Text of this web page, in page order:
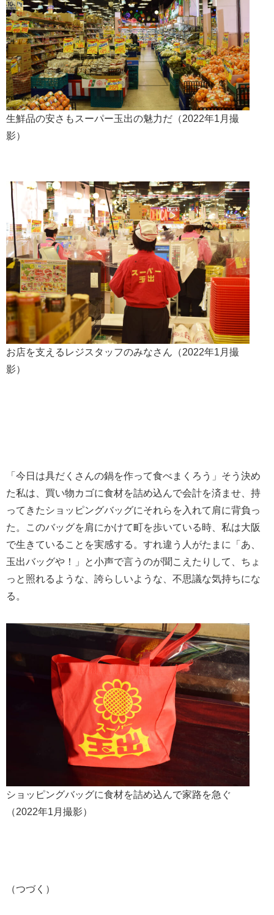
生鮮品の安さもスーパー玉出の魅力だ（2022年1月撮
影）
お店を支えるレジスタッフのみなさん（2022年1月撮
影）
「今日は具だくさんの鍋を作って食べまくろう」そう決め
た私は、買い物カゴに食材を詰め込んで会計を済ませ、持
ってきたショッピングバッグにそれらを入れて肩に背負っ
た。このバッグを肩にかけて町を歩いている時、私は大阪
で生きていることを実感する。すれ違う人がたまに「あ、
玉出バッグや！」と小声で言うのが聞こえたりして、ちょ
っと照れるような、誇らしいような、不思議な気持ちにな
る。
ショッピングバッグに食材を詰め込んで家路を急ぐ
（2022年1月撮影）
（つづく）